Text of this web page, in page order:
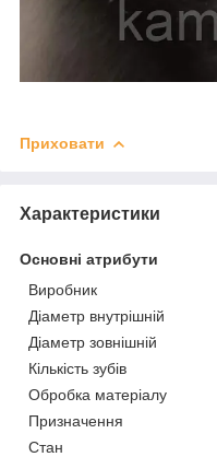
Приховати
Характеристики
Основні атрибути
Виробник
Діаметр внутрішній
Діаметр зовнішній
Кількість зубів
Обробка матеріалу
Призначення
Стан